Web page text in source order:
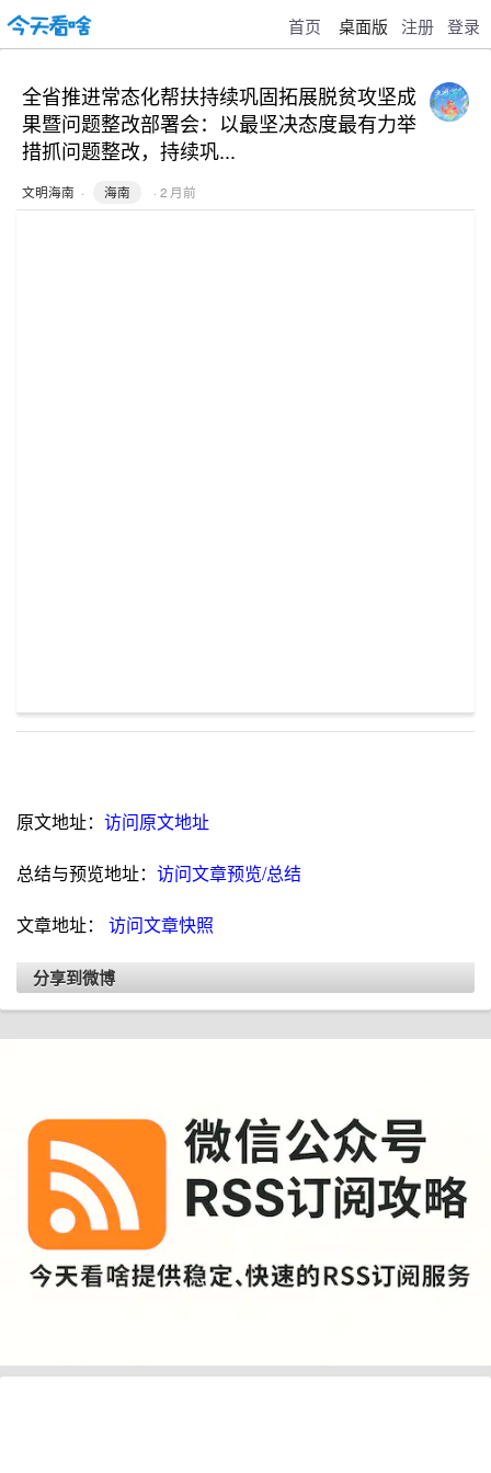
首页 桌面版 注册 登录
全省推进常态化帮扶持续巩固拓展脱贫攻坚成
果暨问题整改部署会：以最坚决态度最有力举
措抓问题整改，持续巩...
文明海南 · 海南 · 2 月前
原文地址： 访问原文地址
总结与预览地址： 访问文章预览/总结
文章地址： 访问文章快照
分享到微博